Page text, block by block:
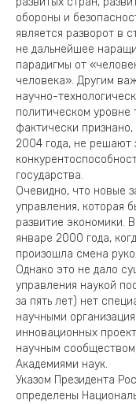
обороны и
является разворот в
не дальнейшее
парадигмы от
человека». Другим
научно-
политическом уровне
фактически
2004 года, не решают
государства.
Очевидно, что новые
управления, которая
развитие экономики.
январе 2000 года,
произошла смена
Однако это не дало
управления наукой
за пять лет) нет
научными
инновационных
научным
Академиями наук.
Указом Президента
определены